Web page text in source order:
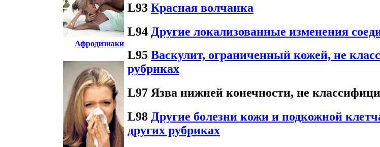
Афродизиаки
L93 Красная волчанка
L94 Другие локализованные изменения
L95 Васкулит, ограниченный кожей, не
рубриках
L97 Язва нижней конечности, не
L98 Другие болезни кожи и подкожной
других рубриках